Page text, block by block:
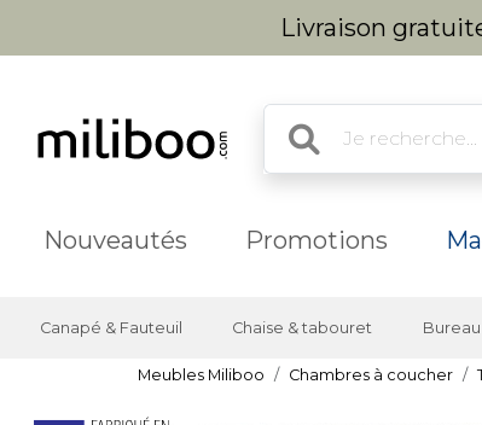
Livraison
Nouveautés Promotions
Canapé & Fauteuil Chaise & tabouret Bureau
Meubles Miliboo Chambres à coucher